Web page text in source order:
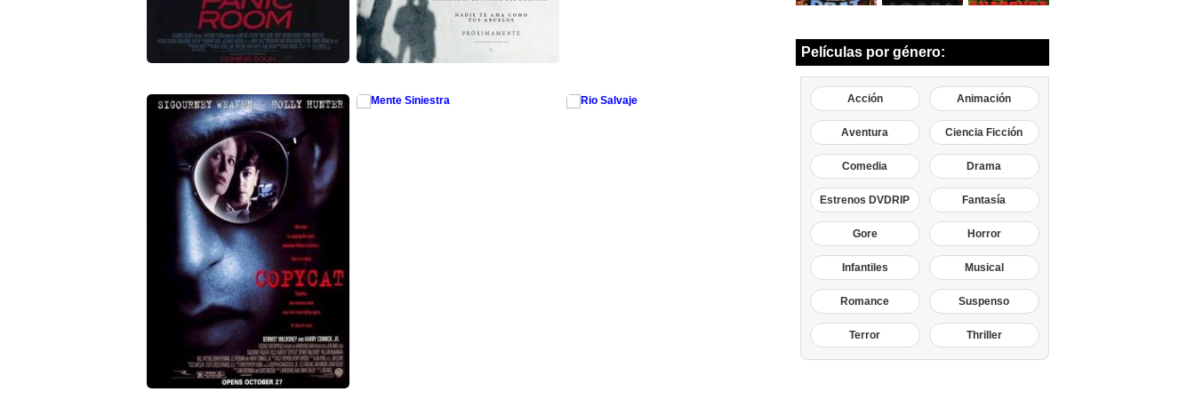
Películas por género:
Acción Animación
Aventura Ciencia Ficción
Comedia Drama
Estrenos DVDRIP Fantasía
Gore Horror
Infantiles Musical
Romance Suspenso
Terror Thriller